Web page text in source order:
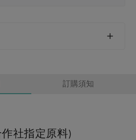
訂購須知
社指定原料)